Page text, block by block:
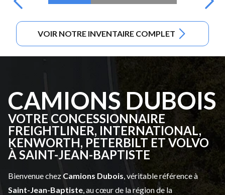
VOIR NOTRE INVENTAIRE COMPLET
CAMIONS DUBOIS
VOTRE CONCESSIONNAIRE
FREIGHTLINER, INTERNATIONAL,
KENWORTH, PETERBILT ET VOLVO
À SAINT-JEAN-BAPTISTE
Bienvenue chez Camions Dubois , véritable référence à
Saint-Jean-Baptiste , au cœur de la région de la